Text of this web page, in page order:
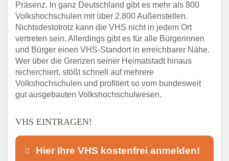
Präsenz. In ganz Deutschland gibt es mehr als 800
Volkshochschulen mit über 2.800 Außenstellen.
Nichtsdestotrotz kann die VHS nicht in jedem Ort
vertreten sein. Allerdings gibt es für alle Bürgerinnen
und Bürger einen VHS-Standort in erreichbarer Nähe.
Wer über die Grenzen seiner Heimatstadt hinaus
recherchiert, stößt schnell auf mehrere
Volkshochschulen und profitiert so vom bundesweit
gut ausgebauten Volkshochschulwesen.
VHS EINTRAGEN!
Hier Ihre VHS kostenfrei anmelden!